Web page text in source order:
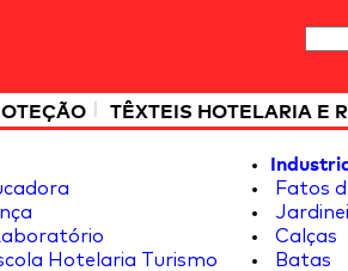
| TÊXTEIS HOTELARIA E
Hotelaria Turismo
Fatos
Calças
Batas